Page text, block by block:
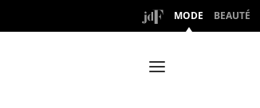
MODE BEAUTÉ